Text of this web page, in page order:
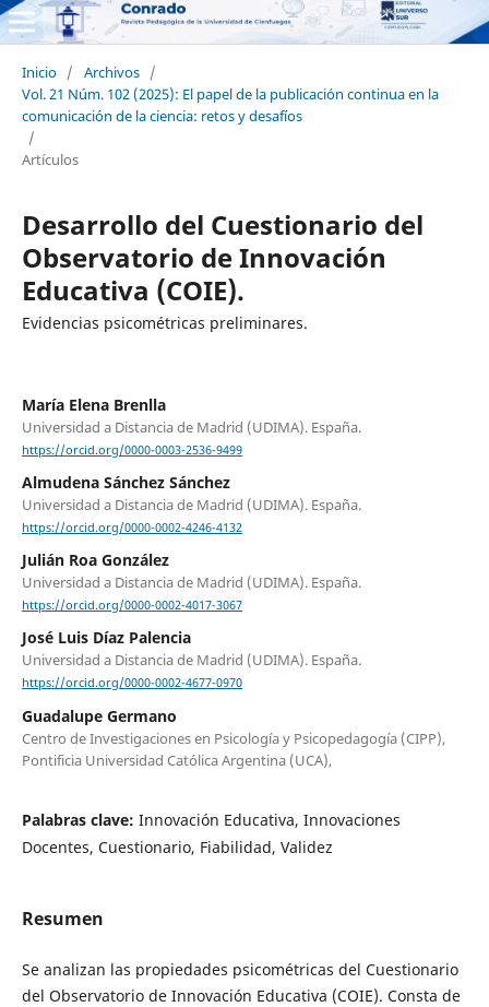
Inicio / Archivos /
Vol. 21 Núm. 102 (2025): El papel de la publicación continua en la
comunicación de la ciencia: retos y desafíos
/
Artículos
Desarrollo del Cuestionario del
Observatorio de Innovación
Educativa (COIE).
Evidencias psicométricas preliminares.
María Elena Brenlla
Universidad a Distancia de Madrid (UDIMA). España.
https://orcid.org/0000-0003-2536-9499
Almudena Sánchez Sánchez
Universidad a Distancia de Madrid (UDIMA). España.
https://orcid.org/0000-0002-4246-4132
Julián Roa González
Universidad a Distancia de Madrid (UDIMA). España.
https://orcid.org/0000-0002-4017-3067
José Luis Díaz Palencia
Universidad a Distancia de Madrid (UDIMA). España.
https://orcid.org/0000-0002-4677-0970
Guadalupe Germano
Centro de Investigaciones en Psicología y Psicopedagogía (CIPP),
Pontificia Universidad Católica Argentina (UCA),
Palabras clave: Innovación Educativa, Innovaciones
Docentes, Cuestionario, Fiabilidad, Validez
Resumen
Se analizan las propiedades psicométricas del Cuestionario
del Observatorio de Innovación Educativa (COIE). Consta de